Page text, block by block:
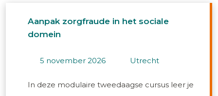
Aanpak zorgfraude in het sociale
domein
5 november 2026 utrecht
In deze modulaire tweedaagse cursus leer je